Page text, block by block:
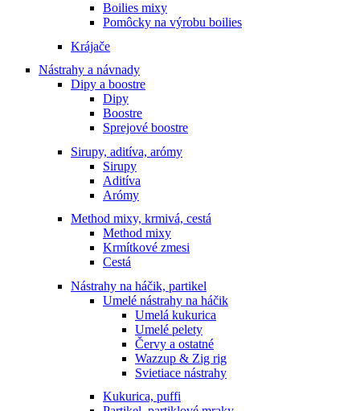
Boilies mixy
Pomôcky na výrobu boilies
Krájače
Nástrahy a návnady
Dipy a boostre
Dipy
Boostre
Sprejové boostre
Sirupy, aditíva, arómy
Sirupy
Aditíva
Arómy
Method mixy, krmivá, cestá
Method mixy
Krmítkové zmesi
Cestá
Nástrahy na háčik, partikel
Umelé nástrahy na háčik
Umelá kukurica
Umelé pelety
Červy a ostatné
Wazzup & Zig rig
Svietiace nástrahy
Kukurica, puffi